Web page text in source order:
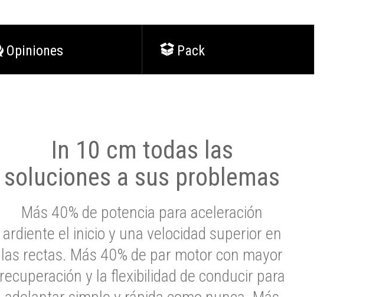
Opiniones Pack
In 10 cm todas las
soluciones a sus problemas
Más 40% de potencia para aceleración
ardiente el inicio y una velocidad superior en
las rectas. Más 40% de par motor con mayor
recuperación y la flexibilidad de conducir para